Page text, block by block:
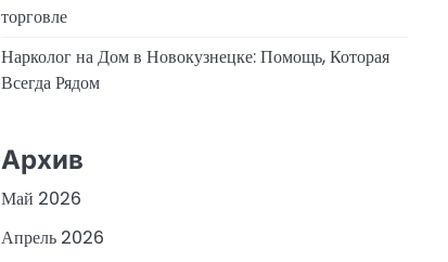
торговле
Нарколог на Дом в Новокузнецке: Помощь, Которая
Всегда Рядом
Архив
Май 2026
Апрель 2026